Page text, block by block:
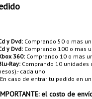
y Dvd: Comprando 50 o mas
y Dvd: Comprando 100 o mas
360: Comprando 10 o mas
Ray: Comprando 10 unidades
cada uno
caso de entrar tu pedido en
el costo de